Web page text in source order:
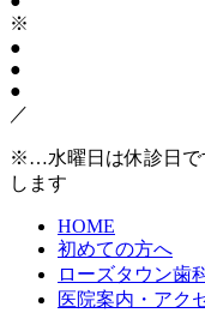
※
●
●
●
／
※…水曜日は休診日で
します
HOME
初めての方へ
ローズタウン歯
医院案内・アク